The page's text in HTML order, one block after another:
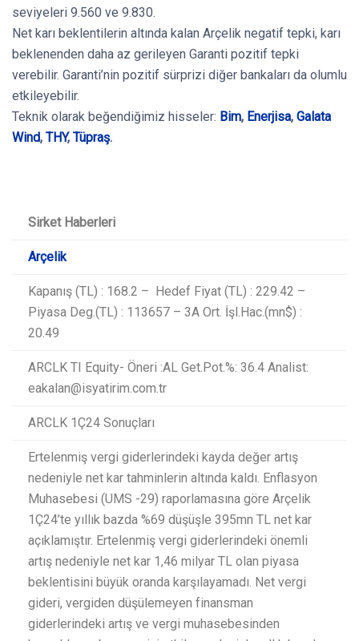
seviyeleri 9.560 ve 9.830.
Net karı beklentilerin altında kalan Arçelik negatif tepki, karı
beklenenden daha az gerileyen Garanti pozitif tepki
verebilir. Garanti’nin pozitif sürprizi diğer bankaları da olumlu
etkileyebilir.
Teknik olarak beğendiğimiz hisseler: Bim, Enerjisa, Galata
Wind, THY, Tüpraş.
Sirket Haberleri
Arçelik
Kapanış (TL) : 168.2 – Hedef Fiyat (TL) : 229.42 –
Piyasa Deg.(TL) : 113657 – 3A Ort. İşl.Hac.(mn$) :
20.49
ARCLK TI Equity- Öneri :AL Get.Pot.%: 36.4 Analist:
eakalan@isyatirim.com.tr
ARCLK 1Ç24 Sonuçları
Ertelenmiş vergi giderlerindeki kayda değer artış
nedeniyle net kar tahminlerin altında kaldı. Enflasyon
Muhasebesi (UMS -29) raporlamasına göre Arçelik
1Ç24’te yıllık bazda %69 düşüşle 395mn TL net kar
açıklamıştır. Ertelenmiş vergi giderlerindeki önemli
artış nedeniyle net kar 1,46 milyar TL olan piyasa
beklentisini büyük oranda karşılayamadı. Net vergi
gideri, vergiden düşülemeyen finansman
giderlerindeki artış ve vergi muhasebesinden